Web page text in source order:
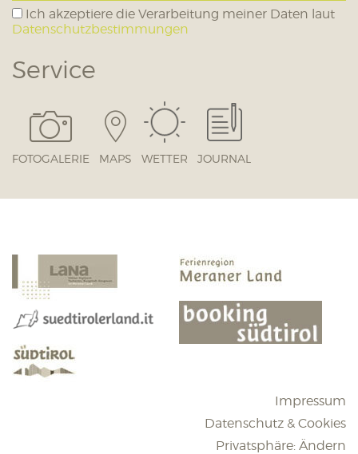
Ich akzeptiere die Verarbeitung meiner Daten laut
Datenschutzbestimmungen
Service
FOTOGALERIE MAPS WETTER JOURNAL
Impressum
Datenschutz & Cookies
Privatsphäre: Ändern